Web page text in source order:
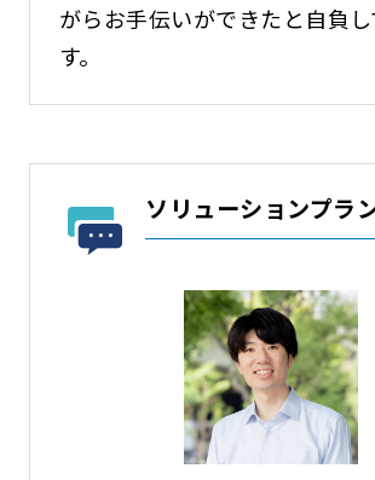
がらお手伝いができたと自負し
す。
ソリューションプラ